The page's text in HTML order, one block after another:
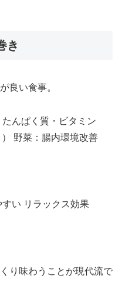
き
良い食事。
んぱく質・ビタミン
野菜：腸内環境改善
い リラックス効果
り味わうことが現代流で